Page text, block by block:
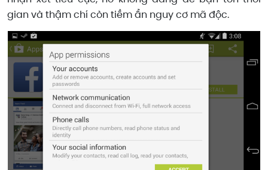
gian và thậm chí còn tiềm ẩn nguy cơ mã độc.